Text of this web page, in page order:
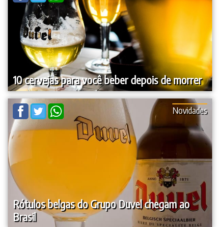
10 cervejas para você beber depois de morrer
Rótulos belgas do Grupo Duvel chegam ao
Brasil
Novidades